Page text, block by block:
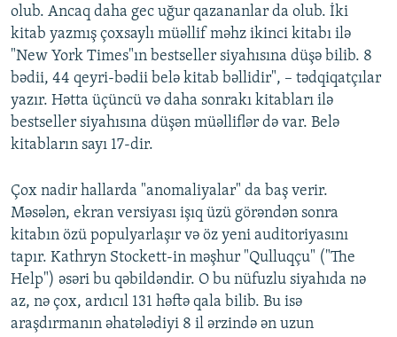
olub. Ancaq daha gec uğur qazananlar da olub. İki
kitab yazmış çoxsaylı müəllif məhz ikinci kitabı ilə
"New York Times"ın bestseller siyahısına düşə bilib. 8
bədii, 44 qeyri-bədii belə kitab bəllidir", – tədqiqatçılar
yazır. Hətta üçüncü və daha sonrakı kitabları ilə
bestseller siyahısına düşən müəlliflər də var. Belə
kitabların sayı 17-dir.
Çox nadir hallarda "anomaliyalar" da baş verir.
Məsələn, ekran versiyası işıq üzü görəndən sonra
kitabın özü populyarlaşır və öz yeni auditoriyasını
tapır. Kathryn Stockett-in məşhur "Qulluqçu" ("The
Help") əsəri bu qəbildəndir. O bu nüfuzlu siyahıda nə
az, nə çox, ardıcıl 131 həftə qala bilib. Bu isə
araşdırmanın əhatələdiyi 8 il ərzində ən uzun